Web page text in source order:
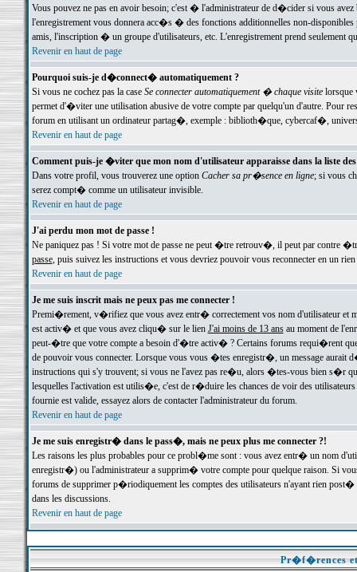
Vous pouvez ne pas en avoir besoin; c'est � l'administrateur de d�cider si vous
l'enregistrement vous donnera acc�s � des fonctions additionnelles non-
amis, l'inscription � un groupe d'utilisateurs, etc. L'enregistrement prend seulement
Revenir en haut de page
Pourquoi suis-je d�connect� automatiquement ?
Si vous ne cochez pas la case Se connecter automatiquement � chaque visitelorsque
permet d'�viter une utilisation abusive de votre compte par quelqu'un d'autre. Pour
forum en utilisant un ordinateur partag�, exemple : biblioth�que, cybercaf�,
Revenir en haut de page
Comment puis-je �viter que mon nom d'utilisateur apparaisse dans la liste
Dans votre profil, vous trouverez une option Cacher sa pr�sence en ligne; si vous
serez compt� comme un utilisateur invisible.
Revenir en haut de page
J'ai perdu mon mot de passe !
Ne paniquez pas ! Si votre mot de passe ne peut �tre retrouv�, il peut par contre
passe, puis suivez les instructions et vous devriez pouvoir vous reconnecter en un rien
Revenir en haut de page
Je me suis inscrit mais ne peux pas me connecter !
Premi�rement, v�rifiez que vous avez entr� correctement vos nom d'utilisateur
est activ� et que vous avez cliqu� sur le lien J'ai moins de 13 ansau moment de
peut-�tre que votre compte a besoin d'�tre activ� ? Certains forums requi�rent
de pouvoir vous connecter. Lorsque vous vous �tes enregistr�, un message aurait
instructions qui s'y trouvent; si vous ne l'avez pas re�u, alors �tes-vous bien s�r
lesquelles l'activation est utilis�e, c'est de r�duire les chances de voir des
fournie est valide, essayez alors de contacter l'administrateur du forum.
Revenir en haut de page
Je me suis enregistr� dans le pass�, mais ne peux plus me connecter ?!
Les raisons les plus probables pour ce probl�me sont : vous avez entr� un nom
enregistr�) ou l'administrateur a supprim� votre compte pour quelque raison. Si
forums de supprimer p�riodiquement les comptes des utilisateurs n'ayant rien
dans les discussions.
Revenir en haut de page
Pr�f�rences